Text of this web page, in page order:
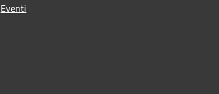
Eventi